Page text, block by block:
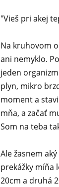
"Vieš pri akej
Na kruhovom
ani nemyklo.
jeden
plyn, mikro
moment a
mňa, a začať
Som na teba
Ale žasnem
prekážky míňa
20cm a druhá